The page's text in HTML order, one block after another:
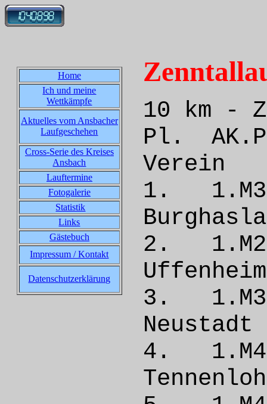
Home
Ich und meine
Wettkämpfe
Aktuelles vom Ansbacher
Laufgeschehen
Cross-Serie des Kreises
Ansbach
Lauftermine
Fotogalerie
Statistik
Links
Gästebuch
Impressum / Kontakt
Datenschutzerklärung
10 km -
Pl.
1.
2.
3.
4.